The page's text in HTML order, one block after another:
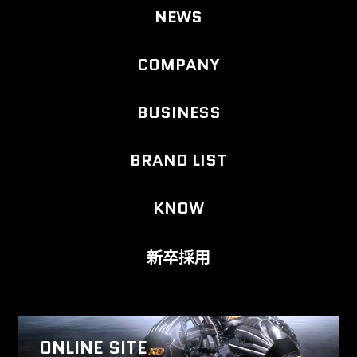
NEWS
COMPANY
BUSINESS
BRAND LIST
KNOW
新卒採用
ONLINE SITE